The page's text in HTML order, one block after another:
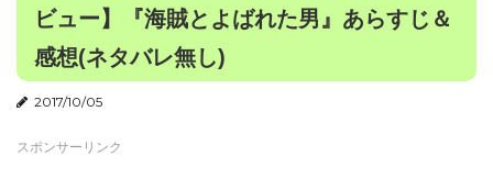
ビュー】『海賊とよばれた男』あらすじ＆
感想(ネタバレ無し)
2017/10/05
スポンサーリンク